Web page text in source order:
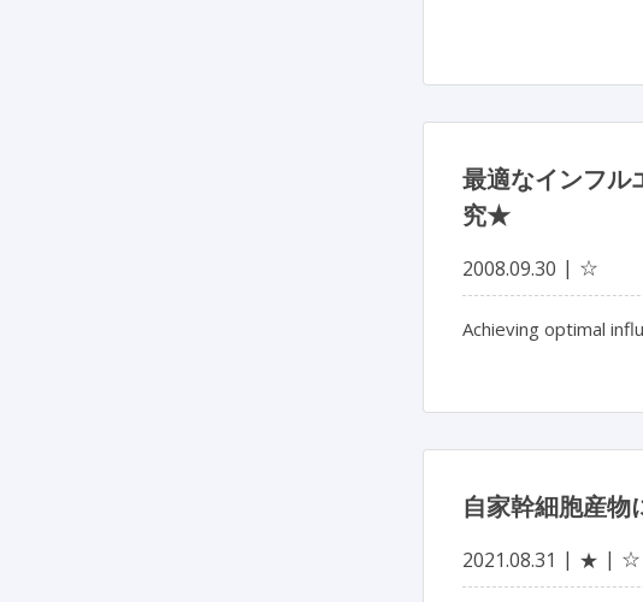
最適なインフル
究★
2008.09.30 ☆
Achieving optimal
自家幹細胞産
2021.08.31 ★ ☆